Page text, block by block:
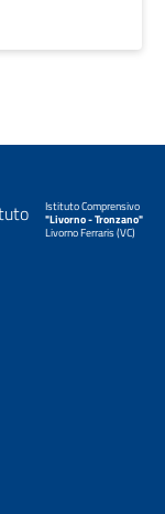
Istituto Comprensivo
"Livorno - Tronzano"
Livorno Ferraris (VC)